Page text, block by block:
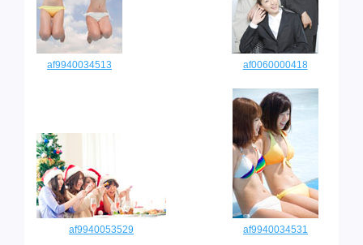
af9940034513 af0060000418
af9940053529 af9940034531